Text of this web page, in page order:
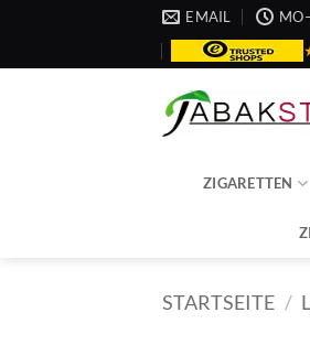
springen
EMAIL
ZIGARETTEN
STARTSEITE /